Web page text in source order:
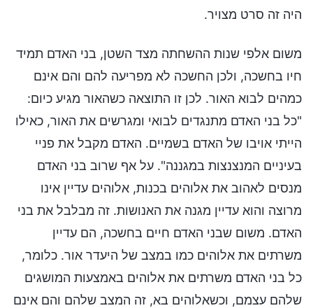
היה זה סרט מצויר.
משום אלפי שנות ההשחתה מצד השטן, בני האדם תמיד
חיו בחשכה, ולכן החשכה לא מפריעה להם והם אינם
כמהים לבוא האור. לכן זו התוצאה כשהאור מגיע כיום:
"כל בני האדם מתנגדים לבואי ומגרשים את האור, כאילו
הייתי אויבו של האדם בשמיים. האדם מקבל את פניי
בעיניים המנצנצות במגננה". על אף שרוב בני האדם
מנסים לאהוב את אלוהים בכנות, אלוהים עדיין אינו
מרוצה והוא עדיין מגנה את האנושות. זה מבלבל את בני
האדם. משום שבני האדם חיים בחשכה, הם עדיין
משרתים את אלוהים כמו במצב של היעדר אור. כלומר,
כל בני האדם משרתים את אלוהים באמצעות המושגים
שלהם עצמם, וכשאלוהים בא, זה המצב שלהם והם אינם